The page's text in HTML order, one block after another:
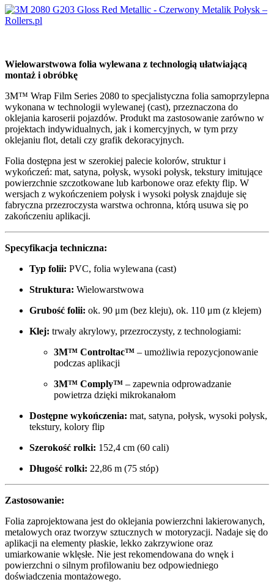
Wielowarstwowa folia wylewana z technologią ułatwiającą
montaż i obróbkę
3M™ Wrap Film Series 2080 to specjalistyczna folia samoprzylepna
wykonana w technologii wylewanej (cast), przeznaczona do
oklejania karoserii pojazdów. Produkt ma zastosowanie zarówno w
projektach indywidualnych, jak i komercyjnych, w tym przy
oklejaniu flot, detali czy grafik dekoracyjnych.
Folia dostępna jest w szerokiej palecie kolorów, struktur i
wykończeń: mat, satyna, połysk, wysoki połysk, tekstury imitujące
powierzchnie szczotkowane lub karbonowe oraz efekty flip. W
wersjach z wykończeniem połysk i wysoki połysk znajduje się
fabryczna przezroczysta warstwa ochronna, którą usuwa się po
zakończeniu aplikacji.
Specyfikacja techniczna:
Typ folii: PVC, folia wylewana (cast)
Struktura: Wielowarstwowa
Grubość folii: ok. 90 μm (bez kleju), ok. 110 μm (z klejem)
Klej: trwały akrylowy, przezroczysty, z technologiami:
3M™ Controltac™ – umożliwia repozycjonowanie
podczas aplikacji
3M™ Comply™ – zapewnia odprowadzanie
powietrza dzięki mikrokanałom
Dostępne wykończenia: mat, satyna, połysk, wysoki połysk,
tekstury, kolory flip
Szerokość rolki: 152,4 cm (60 cali)
Długość rolki: 22,86 m (75 stóp)
Zastosowanie:
Folia zaprojektowana jest do oklejania powierzchni lakierowanych,
metalowych oraz tworzyw sztucznych w motoryzacji. Nadaje się do
aplikacji na elementy płaskie, lekko zakrzywione oraz
umiarkowanie wklęsłe. Nie jest rekomendowana do wnęk i
powierzchni o silnym profilowaniu bez odpowiedniego
doświadczenia montażowego.